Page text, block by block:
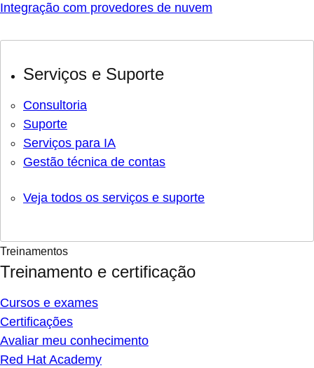
Integração com provedores de nuvem
Serviços e Suporte
Consultoria
Suporte
Serviços para IA
Gestão técnica de contas
Veja todos os serviços e suporte
Treinamentos
Treinamento e certificação
Cursos e exames
Certificações
Avaliar meu conhecimento
Red Hat Academy